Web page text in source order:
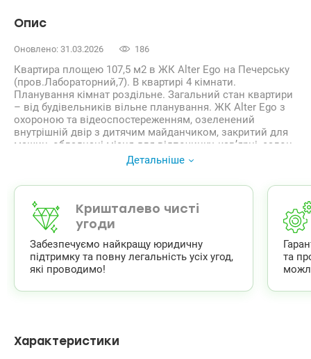
Опис
Оновлено: 31.03.2026 186
Квартира площею 107,5 м2 в ЖК Alter Ego на Печерську
(пров.Лабораторний,7). В квартирі 4 кімнати.
Планування кімнат роздільне. Загальний стан квартири
– від будівельників вільне планування. ЖК Alter Ego з
охороною та відеоспостереженням, озеленений
внутрішній двір з дитячим майданчиком, закритий для
машин, обладнані місця для відпочинку, кав’ярні, салон
квітів La Peonia, спорт клуб DOG Печерськ зі SPA, Центр
т.044 200 10 80 Valion.ua/1113624
Детальніше
Кришталево чисті
угоди
Забезпечуємо найкращу юридичну
підтримку та повну легальність усіх угод,
які проводимо!
та
Характеристики